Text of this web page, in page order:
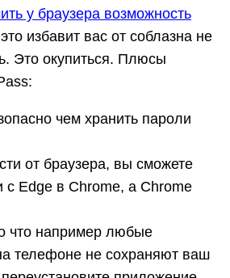
у браузера возможность
это избавит вас от соблазна не
Это окупиться. Плюсы
чем хранить пароли
от браузера, вы сможете
с Edge в Chrome, а Chrome
что например любые
телефоне не сохраняют ваш